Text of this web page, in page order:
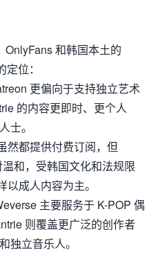
OnlyFans 和韩国本土的
位：
更偏向于支持独立艺术
的内容更即时、更个人
士。
然都提供付费订阅，但
和，受韩国文化和法规限
成人内容为主。
主要服务于 K-POP 偶
则覆盖更广泛的创作者
独立音乐人。